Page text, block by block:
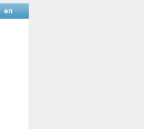
en